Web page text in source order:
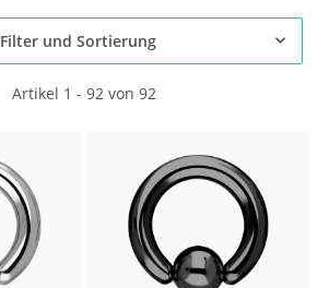
Filter und Sortierung
Artikel 1 - 92 von 92